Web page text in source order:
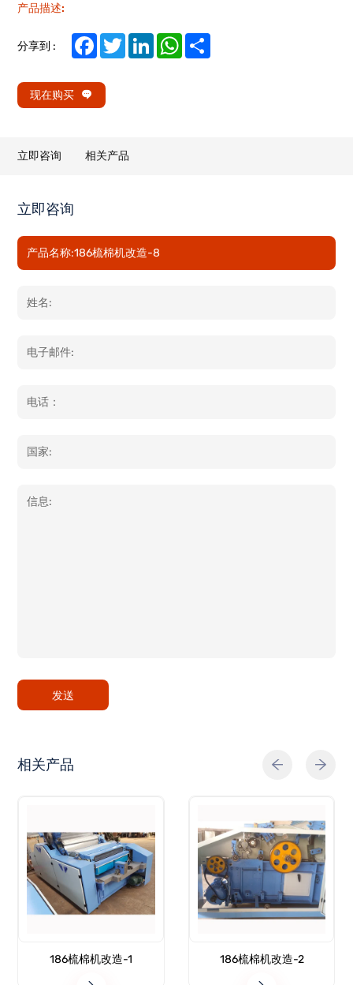
产品描述:
分享到 : FacebookTwitterLinkedInWhatsApp
现在购买
立即咨询 相关产品
立即咨询
发送
相关产品
186梳棉机改造-1 186梳棉机改造-2